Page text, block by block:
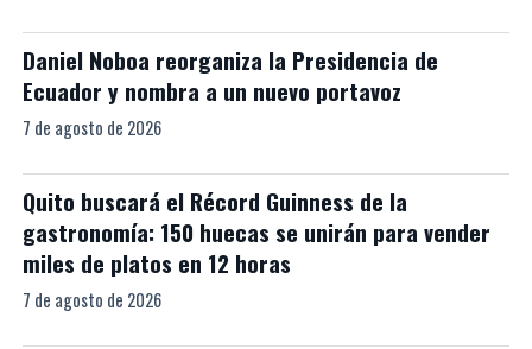
Daniel Noboa reorganiza la Presidencia de
Ecuador y nombra a un nuevo portavoz
7 de agosto de 2026
Quito buscará el Récord Guinness de la
gastronomía: 150 huecas se unirán para vender
miles de platos en 12 horas
7 de agosto de 2026